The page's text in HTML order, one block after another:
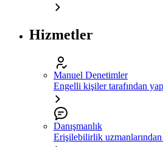
Hizmetler
Manuel Denetimler
Engelli kişiler tarafından
Danışmanlık
Erişilebilirlik uzmanlarından